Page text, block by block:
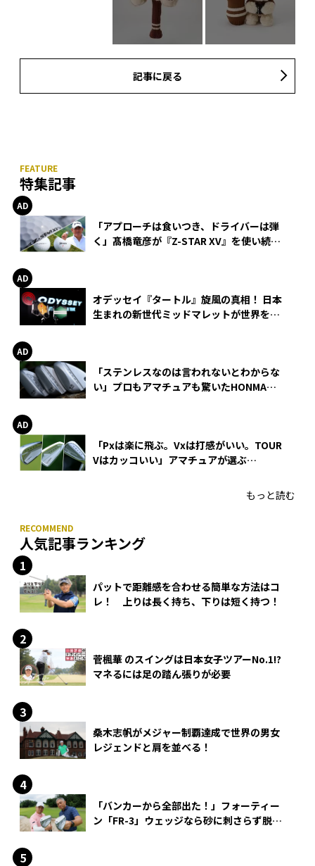
記事に戻る
特集記事
「アプローチは食いつき、ドライバーは弾
く」髙橋竜彦が『Z-STAR XV』を使い続け
オデッセイ『タートル』旋風の真相！ 日本
生まれの新世代ミッドマレットが世界を席
「ステンレスなのは言われないとわからな
い」プロもアマチュアも驚いたHONMA
「Pxは楽に飛ぶ。Vxは打感がいい。TOUR
Vはカッコいい」アマチュアが選ぶ
もっと読む
人気記事ランキング
パットで距離感を合わせる簡単な方法はコ
レ！ 上りは長く持ち、下りは短く持つ！
菅楓華 のスイングは日本女子ツアーNo.1!?
マネるには足の踏ん張りが必要
桑木志帆がメジャー制覇達成で世界の男女
レジェンドと肩を並べる！
「バンカーから全部出た！」フォーティー
ン「FR-3」ウェッジなら砂に刺さらず脱出